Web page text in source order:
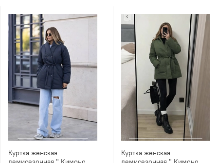
Куртка женская
Куртка женская